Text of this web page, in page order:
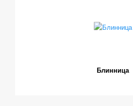
Блинница